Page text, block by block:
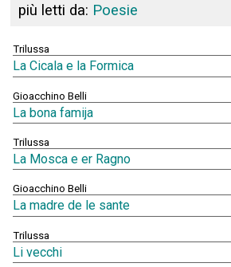
più letti da: Poesie
Trilussa
La Cicala e la Formica
Gioacchino Belli
La bona famija
Trilussa
La Mosca e er Ragno
Gioacchino Belli
La madre de le sante
Trilussa
Li vecchi